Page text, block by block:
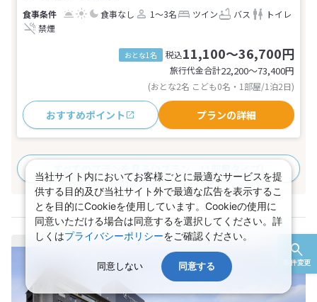
条件変更
食事なし 1～3名 ツイン バス
トイレ
禁煙
おとな1名 税込11,100～36,700円
旅行代金合計22,200〜73,400円
(おとな2名 こども0名・1部屋/1泊2日)
おすすめポイント プランの詳細
すべてのプランを見る (2プラン、11部屋タイプ)
当社サイト内においてお客様ごとに最適なサービスを提
供する目的及び当社サイト外で最適な広告を表示するこ
とを目的にCookieを使用しています。Cookieの使用に
同意いただける場合は同意するを選択してください。詳
しくはプライバシーポリシーをご確認ください。
同意しない 同意する